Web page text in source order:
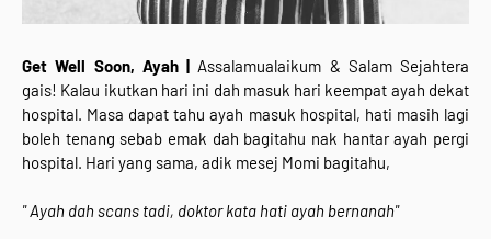
Get Well Soon, Ayah | Assalamualaikum & Salam Sejahtera
gais! Kalau ikutkan hari ini dah masuk hari keempat ayah dekat
hospital. Masa dapat tahu ayah masuk hospital, hati masih lagi
boleh tenang sebab emak dah bagitahu nak hantar ayah pergi
hospital. Hari yang sama, adik mesej Momi bagitahu,
" Ayah dah scans tadi, doktor kata hati ayah bernanah"